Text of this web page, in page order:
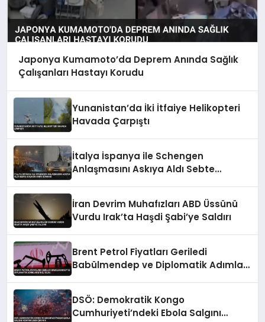
Japonya Kumamoto’da Deprem Anında Sağlık
Çalışanları Hastayı Korudu
Yunanistan’da İki İtfaiye Helikopteri
Havada Çarpıştı
İtalya İspanya ile Schengen
Anlaşmasını Askıya Aldı Sebte
İran Devrim Muhafızları ABD Üssünü
Vurdu Irak’ta Haşdi Şabi’ye Saldırı
Brent Petrol Fiyatları Geriledi
Babülmendep ve Diplomatik Adımlar
DSÖ: Demokratik Kongo
Cumhuriyeti’ndeki Ebola Salgını